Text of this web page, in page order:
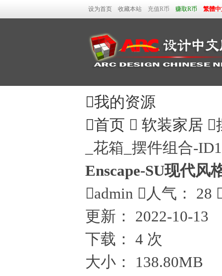
设为首页 收藏本站 充值R币 赚取R币 繁體中
我的资源
首页  软装家居 
_花箱_摆件组合-
Enscape-SU现代风
admin  人气： 28
更新：
2022-10-13
下载：
4 次
大小：
138.80MB